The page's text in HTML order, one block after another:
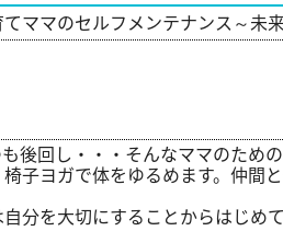
ママのセルフメンテナンス～未
後回し・・・そんなママのための
子ヨガで体をゆるめます。仲間
分を大切にすることからはじめ